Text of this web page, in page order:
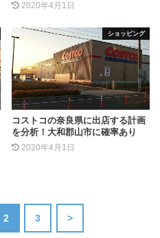
2020年4月1日
ショッピング
コストコの奈良県に出店する計画
を分析！大和郡山市に確率あり
2020年4月1日
2 3 >